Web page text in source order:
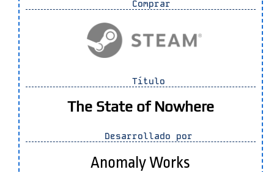
Comprar
Título
The State of Nowhere
Desarrollado por
Anomaly Works